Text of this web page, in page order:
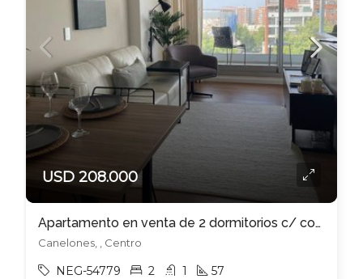
USD 208.000
Apartamento en venta de 2 dormitorios c/ cochera en Centro
Canelones, , Centro
NEG-54779 2 1 57